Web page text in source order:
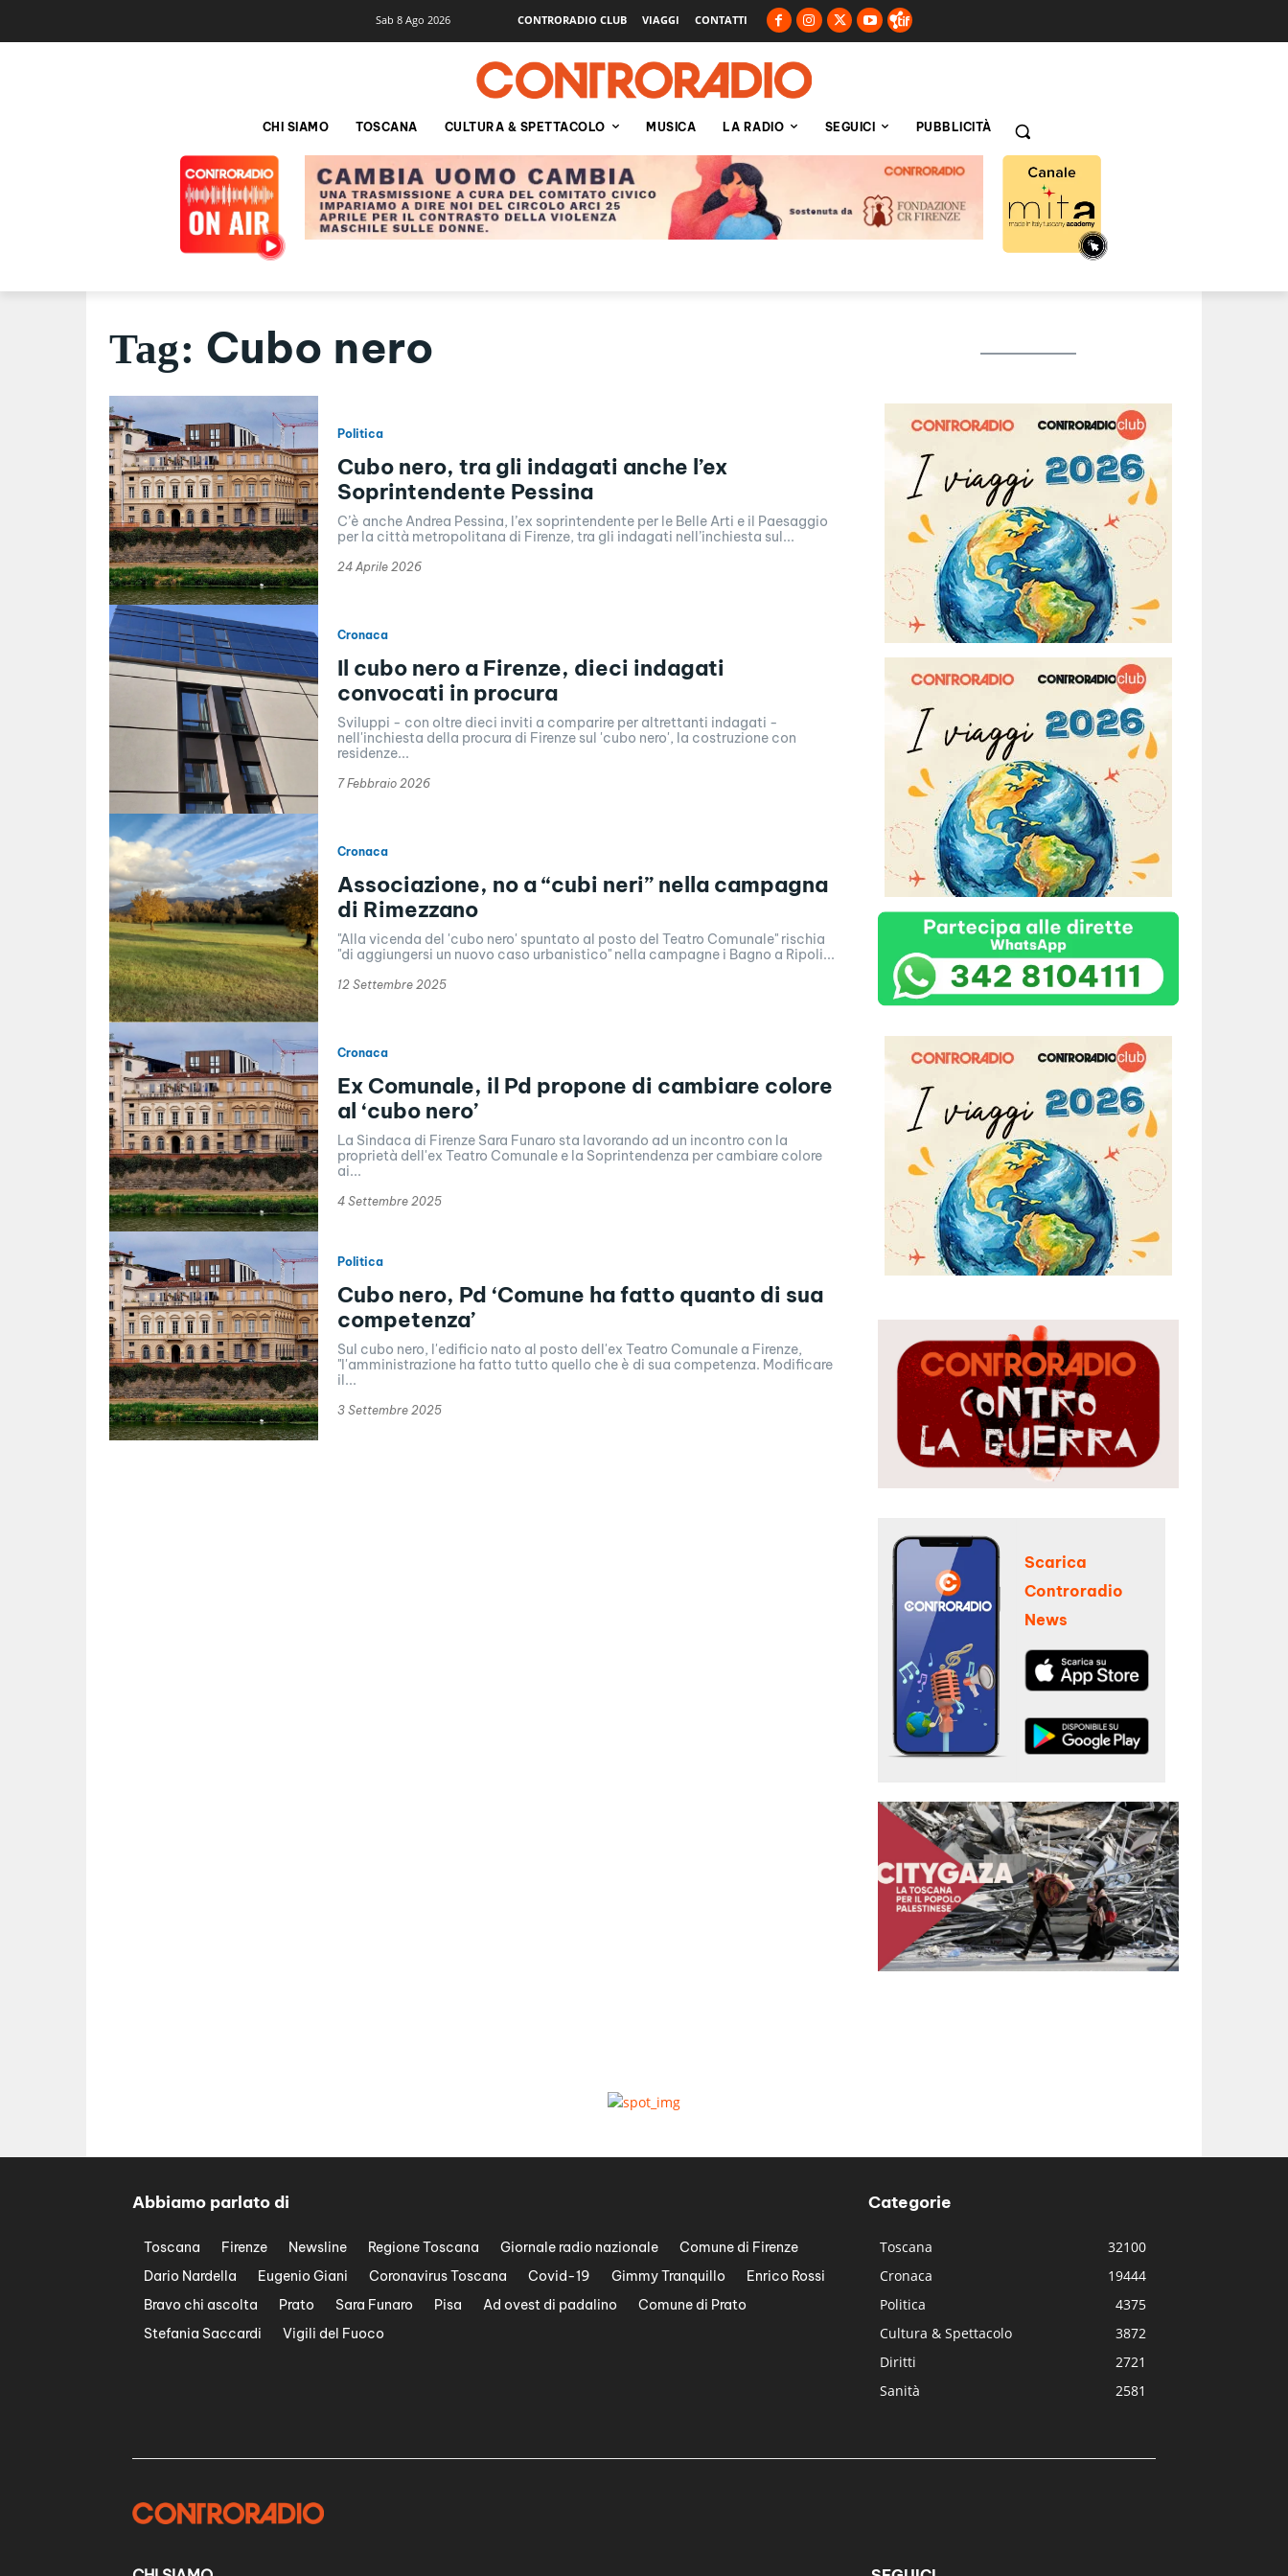
Sab 8 Ago 2026 CONTRORADIO CLUB VIAGGI CONTATTI
CHI SIAMO TOSCANA CULTURA & SPETTACOLO MUSICA LA RADIO SEGUICI PUBBLICITÀ
Tag: Cubo nero
Politica
Cubo nero, tra gli indagati anche l’ex
Soprintendente Pessina
C’è anche Andrea Pessina, l’ex soprintendente per le Belle Arti e il Paesaggio
per la città metropolitana di Firenze, tra gli indagati nell’inchiesta sul...
24 Aprile 2026
Cronaca
Il cubo nero a Firenze, dieci indagati
convocati in procura
Sviluppi - con oltre dieci inviti a comparire per altrettanti indagati -
nell'inchiesta della procura di Firenze sul 'cubo nero', la costruzione con
residenze...
7 Febbraio 2026
Cronaca
Associazione, no a “cubi neri” nella campagna
di Rimezzano
"Alla vicenda del 'cubo nero' spuntato al posto del Teatro Comunale" rischia
"di aggiungersi un nuovo caso urbanistico" nella campagne i Bagno a Ripoli...
12 Settembre 2025
Cronaca
Ex Comunale, il Pd propone di cambiare colore
al ‘cubo nero’
La Sindaca di Firenze Sara Funaro sta lavorando ad un incontro con la
proprietà dell'ex Teatro Comunale e la Soprintendenza per cambiare colore
ai...
4 Settembre 2025
Politica
Cubo nero, Pd ‘Comune ha fatto quanto di sua
competenza’
Sul cubo nero, l'edificio nato al posto dell'ex Teatro Comunale a Firenze,
"l'amministrazione ha fatto tutto quello che è di sua competenza. Modificare
il...
3 Settembre 2025
Scarica
Controradio
News
Abbiamo parlato di
Toscana Firenze Newsline Regione Toscana Giornale radio nazionale
Comune di Firenze
Dario Nardella
Eugenio Giani Coronavirus Toscana Covid-19 Gimmy Tranquillo
Enrico Rossi
Bravo chi ascolta
Prato Sara Funaro Pisa Ad ovest di padalino
Comune di Prato
Stefania Saccardi
Vigili del Fuoco
Categorie
Toscana
32100
Cronaca
19444
Politica
4375
Cultura & Spettacolo
3872
Diritti
2721
Sanità
2581